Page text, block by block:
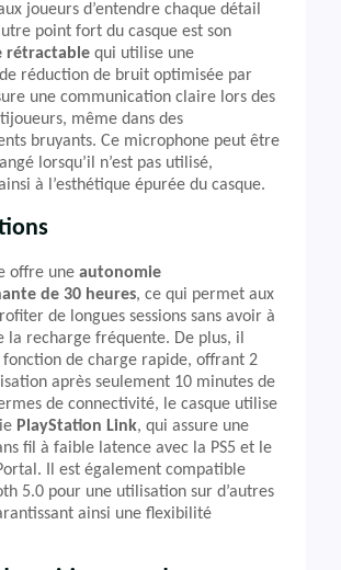
joueurs d’entendre chaque détail
point fort du casque est son
rétractable qui utilise une
réduction de bruit optimisée par
une communication claire lors des
même dans des
bruyants. Ce microphone peut être
lorsqu’il n’est pas utilisé,
à l’esthétique épurée du casque.
offre une autonomie
de 30 heures, ce qui permet aux
de longues sessions sans avoir à
la recharge fréquente. De plus, il
fonction de charge rapide, offrant 2
après seulement 10 minutes de
de connectivité, le casque utilise
PlayStation Link, qui assure une
fil à faible latence avec la PS5 et le
Il est également compatible
5.0 pour une utilisation sur d’autres
ainsi une flexibilité